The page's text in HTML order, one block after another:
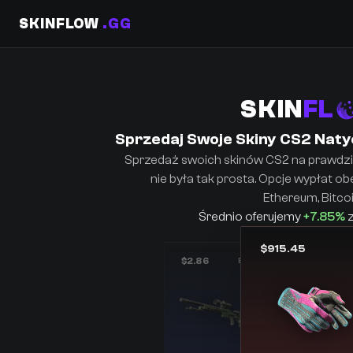
SKINFLOW .GG
SKINFL
Sprzedaj Swoje Skiny CS2
Sprzedaż swoich skinów CS2 na
nie była tak prosta. Opcje wypłat
Ethereum,
Średnio oferujemy+7.85%
$2.86 BS
$915.45